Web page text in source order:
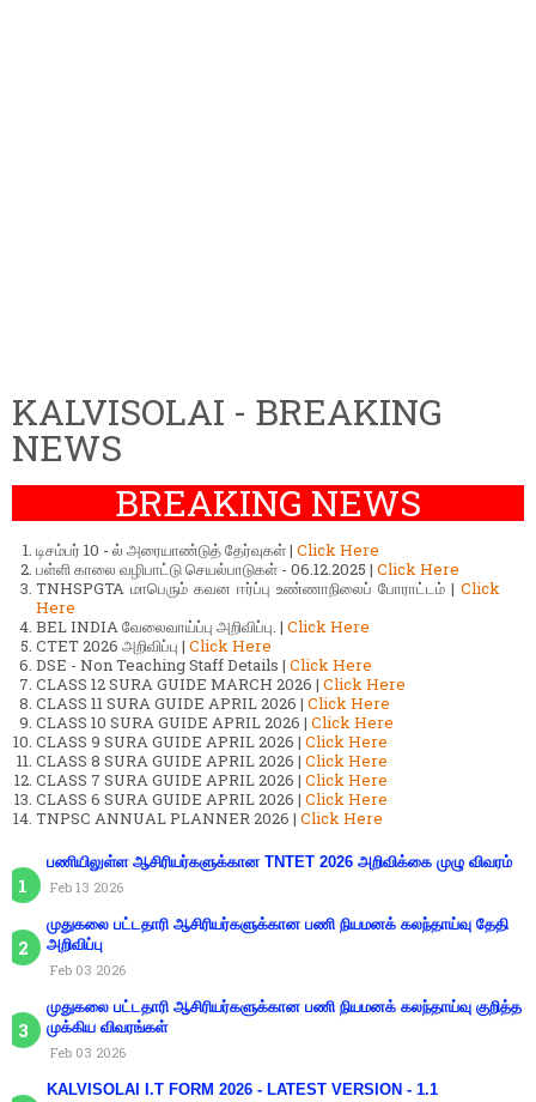
KALVISOLAI - BREAKING
NEWS
BREAKING NEWS
டிசம்பர் 10 - ல் அரையாண்டுத் தேர்வுகள் | Click Here
பள்ளி காலை வழிபாட்டு செயல்பாடுகள் - 06.12.2025 | Click Here
TNHSPGTA மாபெரும் கவன ஈர்ப்பு உண்ணாநிலைப் போராட்டம் | Click
Here
BEL INDIA வேலைவாய்ப்பு அறிவிப்பு. | Click Here
CTET 2026 அறிவிப்பு | Click Here
DSE - Non Teaching Staff Details | Click Here
CLASS 12 SURA GUIDE MARCH 2026 | Click Here
CLASS 11 SURA GUIDE APRIL 2026 | Click Here
CLASS 10 SURA GUIDE APRIL 2026 | Click Here
CLASS 9 SURA GUIDE APRIL 2026 | Click Here
CLASS 8 SURA GUIDE APRIL 2026 | Click Here
CLASS 7 SURA GUIDE APRIL 2026 | Click Here
CLASS 6 SURA GUIDE APRIL 2026 | Click Here
TNPSC ANNUAL PLANNER 2026 | Click Here
பணியிலுள்ள ஆசிரியர்களுக்கான TNTET 2026 அறிவிக்கை முழு விவரம்
Feb 13 2026
முதுகலை பட்டதாரி ஆசிரியர்களுக்கான பணி நியமனக் கலந்தாய்வு தேதி
அறிவிப்பு
Feb 03 2026
முதுகலை பட்டதாரி ஆசிரியர்களுக்கான பணி நியமனக் கலந்தாய்வு குறித்த
முக்கிய விவரங்கள்
Feb 03 2026
KALVISOLAI I.T FORM 2026 - LATEST VERSION - 1.1